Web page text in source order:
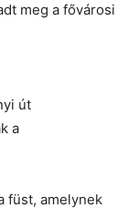
meg a fővárosi
út
a
füst, amelynek